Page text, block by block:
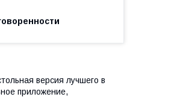
версия лучшего в
приложение,